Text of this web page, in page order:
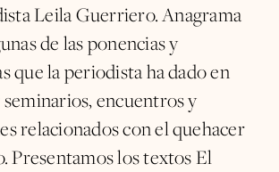
Leila Guerriero. Anagrama
de las ponencias y
que la periodista ha dado en
seminarios, encuentros y
relacionados con el quehacer
Presentamos los textos El